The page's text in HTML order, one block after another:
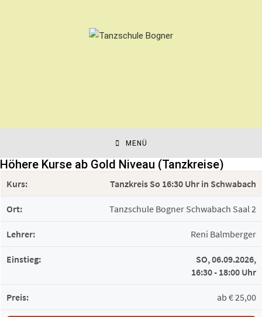
MENÜ
Höhere Kurse ab Gold Niveau (Tanzkreise)